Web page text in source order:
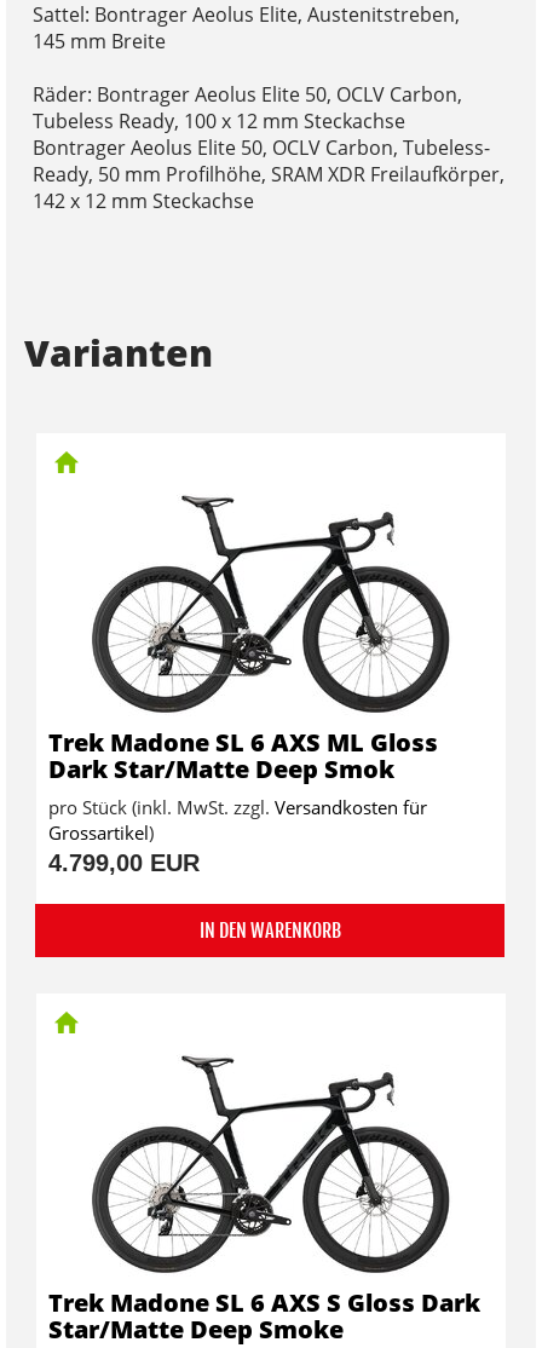
Sattel: Bontrager Aeolus Elite, Austenitstreben,
145 mm Breite
Räder: Bontrager Aeolus Elite 50, OCLV Carbon,
Tubeless Ready, 100 x 12 mm Steckachse
Bontrager Aeolus Elite 50, OCLV Carbon, Tubeless-
Ready, 50 mm Profilhöhe, SRAM XDR Freilaufkörper,
142 x 12 mm Steckachse
Varianten
Trek Madone SL 6 AXS ML Gloss
Dark Star/Matte Deep Smok
pro Stück (inkl. MwSt. zzgl. Versandkosten für
Grossartikel)
4.799,00 EUR
IN DEN WARENKORB
Trek Madone SL 6 AXS S Gloss Dark
Star/Matte Deep Smoke